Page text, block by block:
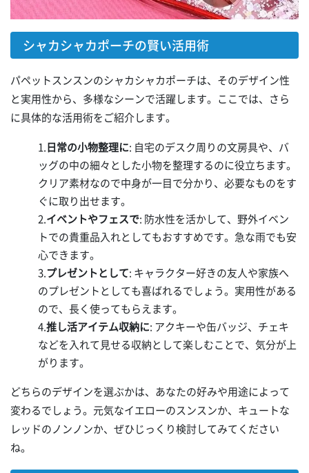
シャカシャカポーチの賢い活用術
パペットスンスンのシャカシャカポーチは、そのデザイン性
と実用性から、多様なシーンで活躍します。ここでは、さら
に具体的な活用術をご紹介します。
1.日常の小物整理に: 自宅のデスク周りの文房具や、バ
ッグの中の細々とした小物を整理するのに役立ちます。
クリア素材なので中身が一目で分かり、必要なものをす
ぐに取り出せます。
2.イベントやフェスで: 防水性を活かして、野外イベン
トでの貴重品入れとしてもおすすめです。急な雨でも安
心できます。
3.プレゼントとして: キャラクター好きの友人や家族へ
のプレゼントとしても喜ばれるでしょう。実用性がある
ので、長く使ってもらえます。
4.推し活アイテム収納に: アクキーや缶バッジ、チェキ
などを入れて見せる収納として楽しむことで、気分が上
がります。
どちらのデザインを選ぶかは、あなたの好みや用途によって
変わるでしょう。元気なイエローのスンスンか、キュートな
レッドのノンノンか、ぜひじっくり検討してみてください
ね。